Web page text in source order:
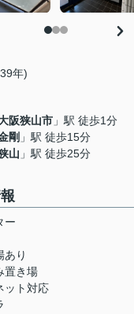
年)
阪狭山市 」駅 徒歩1分
剛 」駅 徒歩15分
山 」駅 徒歩25分
ー
あり
置き場
ット対応